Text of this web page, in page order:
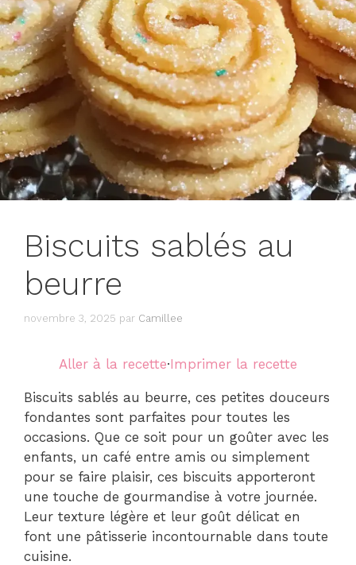
Biscuits sablés au
beurre
novembre 3, 2025 par Camillee
Aller à la recette·Imprimer la recette
Biscuits sablés au beurre, ces petites douceurs
fondantes sont parfaites pour toutes les
occasions. Que ce soit pour un goûter avec les
enfants, un café entre amis ou simplement
pour se faire plaisir, ces biscuits apporteront
une touche de gourmandise à votre journée.
Leur texture légère et leur goût délicat en
font une pâtisserie incontournable dans toute
cuisine.